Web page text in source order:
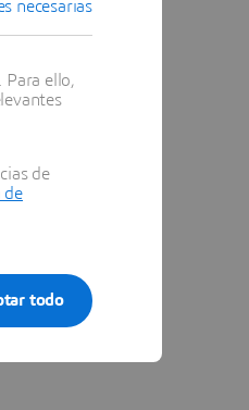
necesarias
Para ello,
de
de
todo